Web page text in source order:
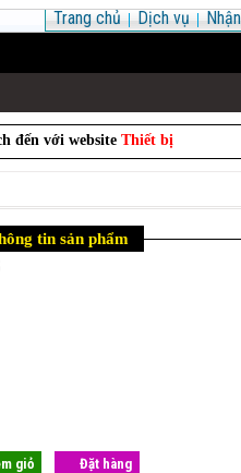
Trang chủ Dịch vụ
với websiteThiết bị vệ sinh
tin sản phẩm
giỏ Đặt hàng